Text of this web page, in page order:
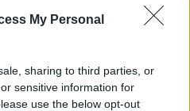
My Personal
sharing to third parties, or
sensitive information for
use the below opt-out
refuzojnë bashkimin
Tepelenën